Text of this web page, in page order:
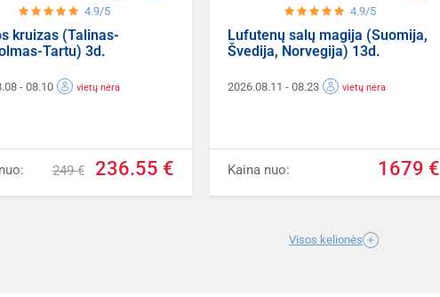
4.9/5
kruizas (Talinas-
Tartu) 3d.
- 08.10 vietų nėra
249 € 236.55 €
4.9/5
Lufutenų salų magija (Suomija,
Švedija, Norvegija) 13d.
2026.08.11 - 08.23 vietų nėra
Kaina nuo: 1679 €
Visos kelionės